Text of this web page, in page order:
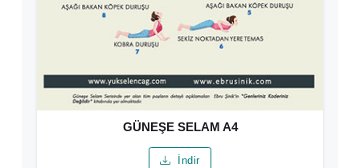
GÜNEŞE SELAM A4
İndir